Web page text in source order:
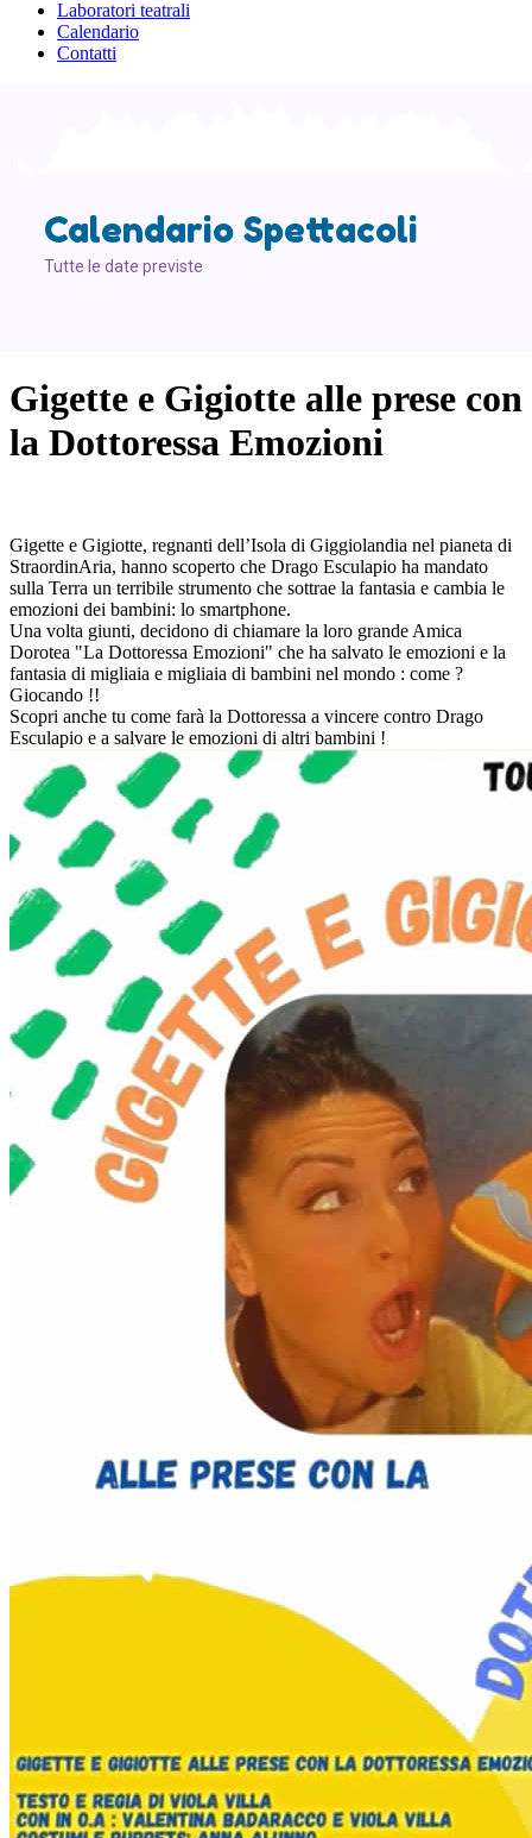
Laboratori teatrali
Calendario
Contatti
Calendario Spettacoli
Tutte le date previste
Gigette e Gigiotte alle prese con
la Dottoressa Emozioni
Gigette e Gigiotte, regnanti dell’Isola di Giggiolandia nel pianeta di
StraordinAria, hanno scoperto che Drago Esculapio ha mandato
sulla Terra un terribile strumento che sottrae la fantasia e cambia le
emozioni dei bambini: lo smartphone.
Una volta giunti, decidono di chiamare la loro grande Amica
Dorotea "La Dottoressa Emozioni" che ha salvato le emozioni e la
fantasia di migliaia e migliaia di bambini nel mondo : come ?
Giocando !!
Scopri anche tu come farà la Dottoressa a vincere contro Drago
Esculapio e a salvare le emozioni di altri bambini !